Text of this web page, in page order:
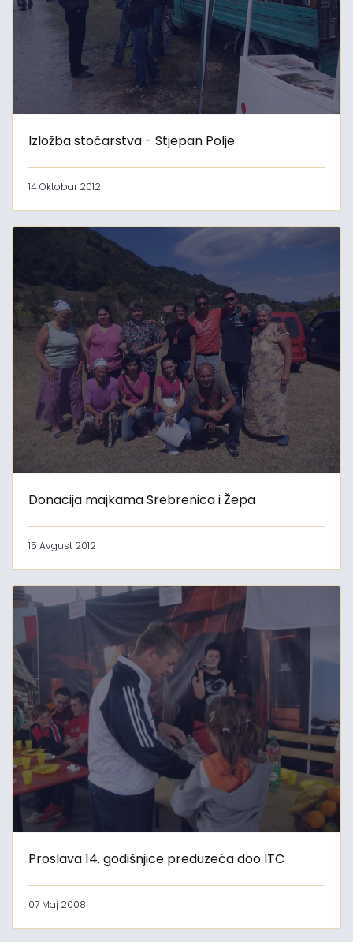
Izložba stočarstva - Stjepan Polje
14 Oktobar 2012
Donacija majkama Srebrenica i Žepa
15 Avgust 2012
Proslava 14. godišnjice preduzeća doo ITC
07 Maj 2008